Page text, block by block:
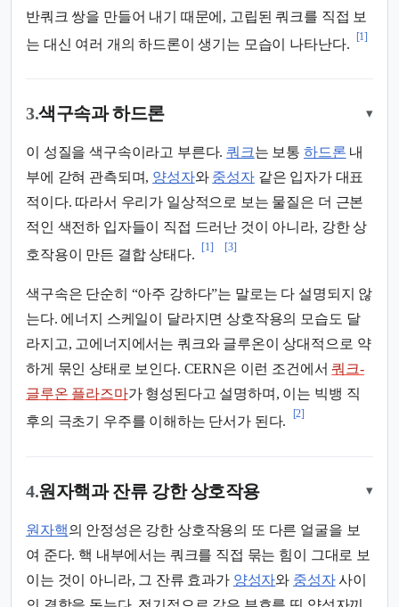
반쿼크 쌍을 만들어 내기 때문에, 고립된 쿼크를 직접 보
는 대신 여러 개의 하드론이 생기는 모습이 나타난다.
[1]
3.색구속과 하드론 ▾
이 성질을 색구속이라고 부른다.쿼크는 보통하드론 내
부에 갇혀 관측되며, 양성자와 중성자같은 입자가 대표
적이다. 따라서 우리가 일상적으로 보는 물질은 더 근본
적인 색전하 입자들이 직접 드러난 것이 아니라, 강한 상
호작용이 만든 결합 상태다.
[1] [3]
색구속은 단순히 “아주 강하다”는 말로는 다 설명되지 않
는다. 에너지 스케일이 달라지면 상호작용의 모습도 달
라지고, 고에너지에서는 쿼크와 글루온이 상대적으로 약
하게 묶인 상태로 보인다. CERN은 이런 조건에서쿼크-
글루온 플라즈마가 형성된다고 설명하며, 이는 빅뱅 직
후의 극초기 우주를 이해하는 단서가 된다.
[2]
4.원자핵과 잔류 강한 상호작용 ▾
원자핵의 안정성은 강한 상호작용의 또 다른 얼굴을 보
여 준다. 핵 내부에서는 쿼크를 직접 묶는 힘이 그대로 보
이는 것이 아니라, 그 잔류 효과가 양성자와 중성자사이